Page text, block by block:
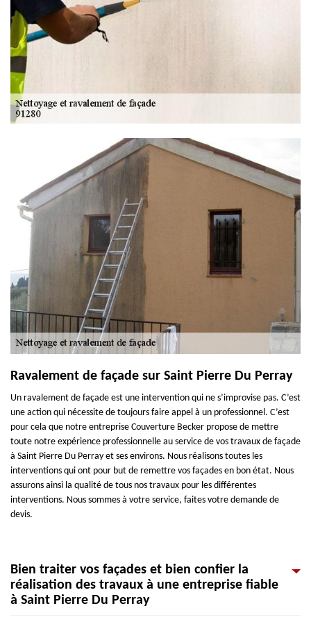
Ravalement de façade sur Saint Pierre Du Perray
Un ravalement de façade est une intervention qui ne s’improvise pas. C’est
une action qui nécessite de toujours faire appel à un professionnel. C’est
pour cela que notre entreprise Couverture Becker propose de mettre
toute notre expérience professionnelle au service de vos travaux de façade
à Saint Pierre Du Perray et ses environs. Nous réalisons toutes les
interventions qui ont pour but de remettre vos façades en bon état. Nous
assurons ainsi la qualité de tous nos travaux pour les différentes
interventions. Nous sommes à votre service, faites votre demande de
devis.
Bien traiter vos façades et bien confier la
réalisation des travaux à une entreprise fiable
à Saint Pierre Du Perray